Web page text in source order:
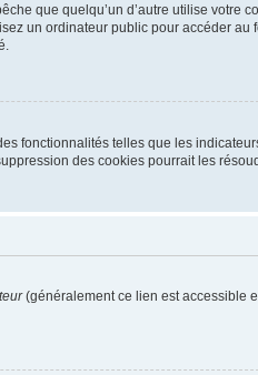
que quelqu’un d’autre utilise votre
un ordinateur public pour accéder au
fonctionnalités telles que les
des cookies pourrait les
(généralement ce lien est accessible